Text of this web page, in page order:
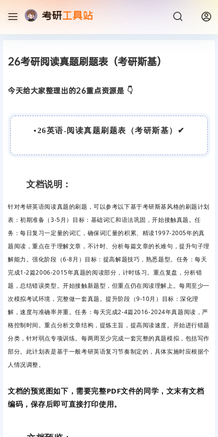
26考研阅读真题刷题表（考研斯基）
今天给大家整理出的26重点资源是 👇
•26英语-阅读真题刷题表（考研斯基） ✔
文档说明：
针对考研英语阅读真题的刷题，可以参考以下基于考研斯基风格的刷题计划
表：初期准备（3-5月）目标 ：基础词汇和语法巩固，开始接触真题。任
务 ：每日复习一定量的词汇，确保词汇量的积累、精读1997-2005年的真
题阅读，重点在于理解文章，不计时、分析每篇文章的长难句，提升句子理
解能力。强化阶段（6-8月）目标 ：提高解题技巧，熟悉题型。任务 ：每天
完成1-2篇2006-2015年真题的阅读部分，计时练习。重点复盘，分析错
题，总结错误类型。开始接触新题型，但重点仍在阅读理解上。每周至少一
次模拟考试环境，完整做一套真题。提升阶段（9-10月）目标 ：深化理
解，速度与准确率并重。任务 ：每天完成2-4篇2016-2024年真题阅读，严
格控制时间。重点分析文章结构，提炼主旨，提高阅读速度。开始进行错题
分类，针对弱点专项训练。每两周至少完成一套完整的真题模拟，包括写作
部分。此计划表是基于一般考研英语复习节奏制定的，具体实施时应根据个
人情况调整。
文档的预览图如下，需要完整PDF文件的同学，文末有文档
编码，保存后即可直接打印使用。